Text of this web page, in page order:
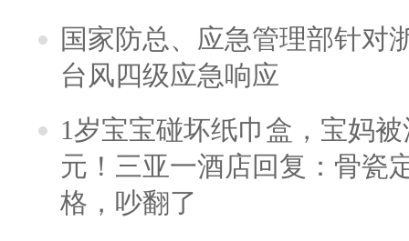
国家防总、应急管理部针对
台风四级应急响应
1岁宝宝碰坏纸巾盒，宝妈
元！三亚一酒店回复：骨瓷
格，吵翻了